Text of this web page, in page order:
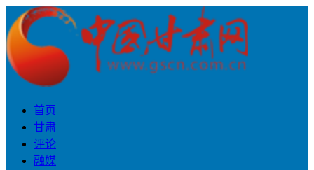
首页
甘肃
评论
融媒